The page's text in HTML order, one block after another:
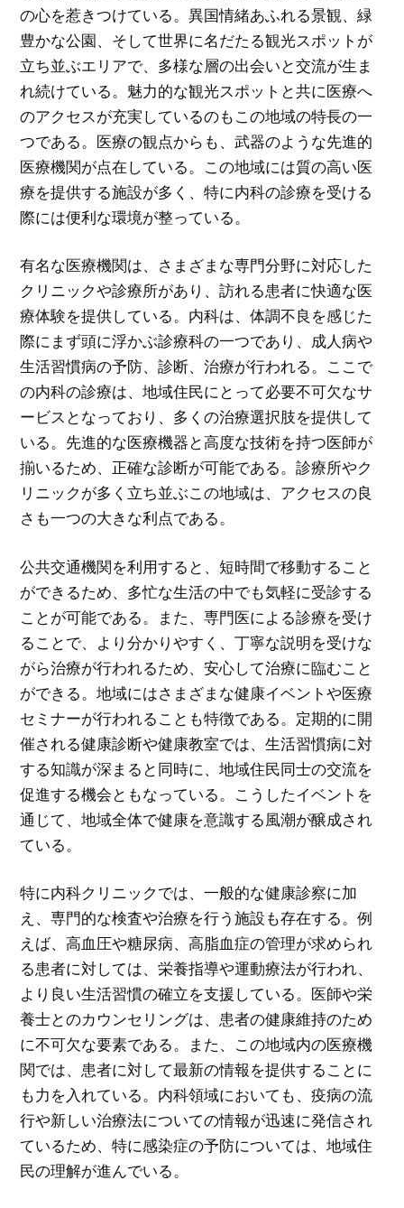
の心を惹きつけている。異国情緒あふれる景観、緑
豊かな公園、そして世界に名だたる観光スポットが
立ち並ぶエリアで、多様な層の出会いと交流が生ま
れ続けている。魅力的な観光スポットと共に医療へ
のアクセスが充実しているのもこの地域の特長の一
つである。医療の観点からも、武器のような先進的
医療機関が点在している。この地域には質の高い医
療を提供する施設が多く、特に内科の診療を受ける
際には便利な環境が整っている。
有名な医療機関は、さまざまな専門分野に対応した
クリニックや診療所があり、訪れる患者に快適な医
療体験を提供している。内科は、体調不良を感じた
際にまず頭に浮かぶ診療科の一つであり、成人病や
生活習慣病の予防、診断、治療が行われる。ここで
の内科の診療は、地域住民にとって必要不可欠なサ
ービスとなっており、多くの治療選択肢を提供して
いる。先進的な医療機器と高度な技術を持つ医師が
揃いるため、正確な診断が可能である。診療所やク
リニックが多く立ち並ぶこの地域は、アクセスの良
さも一つの大きな利点である。
公共交通機関を利用すると、短時間で移動すること
ができるため、多忙な生活の中でも気軽に受診する
ことが可能である。また、専門医による診療を受け
ることで、より分かりやすく、丁寧な説明を受けな
がら治療が行われるため、安心して治療に臨むこと
ができる。地域にはさまざまな健康イベントや医療
セミナーが行われることも特徴である。定期的に開
催される健康診断や健康教室では、生活習慣病に対
する知識が深まると同時に、地域住民同士の交流を
促進する機会ともなっている。こうしたイベントを
通じて、地域全体で健康を意識する風潮が醸成され
ている。
特に内科クリニックでは、一般的な健康診察に加
え、専門的な検査や治療を行う施設も存在する。例
えば、高血圧や糖尿病、高脂血症の管理が求められ
る患者に対しては、栄養指導や運動療法が行われ、
より良い生活習慣の確立を支援している。医師や栄
養士とのカウンセリングは、患者の健康維持のため
に不可欠な要素である。また、この地域内の医療機
関では、患者に対して最新の情報を提供することに
も力を入れている。内科領域においても、疫病の流
行や新しい治療法についての情報が迅速に発信され
ているため、特に感染症の予防については、地域住
民の理解が進んでいる。